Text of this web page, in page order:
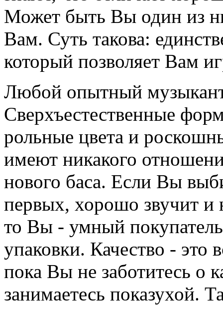
Может быть Вы один из
Вам. Суть такова:
который позволяет Вам
Любой опытный музыкант
Сверхъестественные
рольные цвета и
имеют никакого
нового баса. Если Вы
первых, хорошо звучит и
то Вы - умный
упаковки. Качество - это
пока Вы не заботитесь о
занимаетесь показухой.